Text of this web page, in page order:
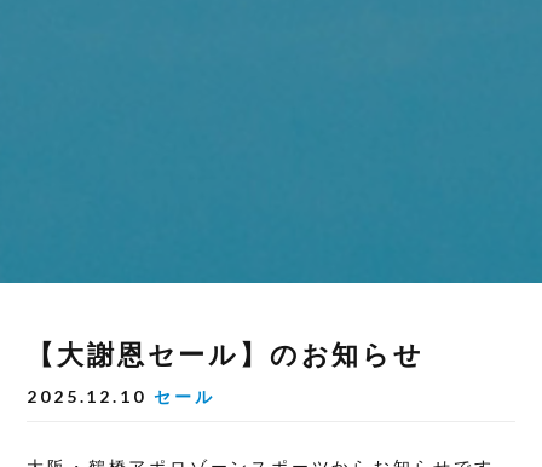
【大謝恩セール】のお知らせ
2025.12.10 セール